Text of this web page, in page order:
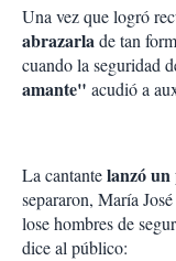
Una vez que logró
abrazarlade tan
cuando la seguridad
amante" acudió a
La cantantelanzó
separaron, María
lose hombres de
dice al público: